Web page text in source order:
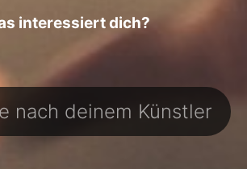
interessiert dich?